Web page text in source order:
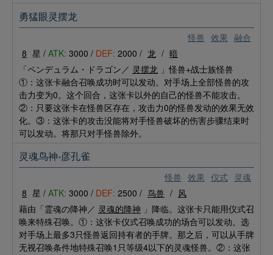
怪兽 效果 融合
勇猛眼灵摆龙
8 星 / ATK: 3000 / DEF: 2000 / 龙 / 暗
「ペンデュラム・ドラゴン／ 灵摆龙 」怪兽+战士族怪兽
①：这张卡融合召唤成功时可以发动。对手场上全部怪兽的攻
击力变为0。这个回合，这张卡以外的自己的怪兽不能攻击。
②：只要这张卡在怪兽区存在，攻击力0的怪兽发动的效果无效
化。③：这张卡的攻击没能将对手怪兽破坏的伤害步骤结束时
可以发动。将那只对手怪兽除外。
怪兽 效果 仪式 灵魂
灵魂鸟神-彦孔雀
8 星 / ATK: 3000 / DEF: 2500 / 鸟兽 / 风
藉由「霊魂の降神／ 灵魂的降神 」降临。这张卡只能用仪式召
唤来特殊召唤。①：这张卡仪式召唤成功的场合可以发动。选
对手场上最多3只怪兽返回持有者的手牌。那之后，可以从手牌
无视召唤条件地特殊召唤1只等级4以下的灵魂怪兽。②：这张